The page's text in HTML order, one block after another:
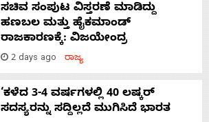
ಸಚಿವ ಸಂಪುಟ ವಿಸ್ತರಣೆ ಮಾಡಿದ್ದು
ಹಣಬಲ ಮತ್ತು ಹೈಕಮಾಂಡ್
ರಾಜಕಾರಣಕ್ಕೆ: ವಿಜಯೇಂದ್ರ
2 days ago ರಾಜ್ಯ
‘ಕಳೆದ 3-4 ವರ್ಷಗಳಲ್ಲಿ 40 ಲಷ್ಕರ್
ಸದಸ್ಯರನ್ನು ಸದ್ದಿಲ್ಲದೆ ಮುಗಿಸಿದೆ ಭಾರತ